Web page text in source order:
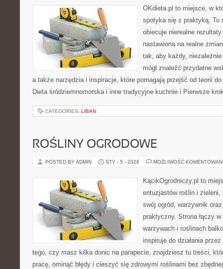
OKdieta.pl to miejsce, w
spotyka się z praktyką. To
obiecuje nierealne
nastawiona na realne
tak, aby każdy,
mógł znaleźć przydatne
a także narzędzia i inspiracje, które pomagają przejść od teorii do
Dieta śródziemnomorska i inne tradycyjne kuchnie i Pierwsze
CATEGORIES: LIBAN
ROŚLINY OGRODOWE
POSTED BY ADMIN STY - 5 - 2026 MOŻLIWOŚĆ
KącikOgrodniczy.pl to
entuzjastów roślin i
swój ogród, warzywnik
praktyczny. Strona łączy
warzywach i roślinach
inspiruje do działania
tego, czy masz kilka donic na parapecie, znajdziesz tu treści,
pracę, ominąć błędy i cieszyć się zdrowymi roślinami bez